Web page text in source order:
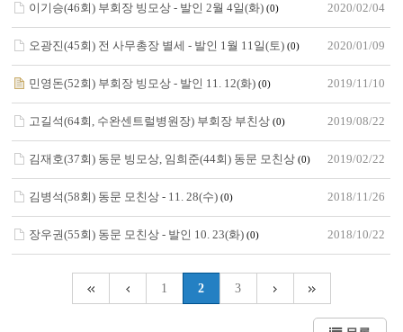
이기승(46회) 부회장 빙모상 - 발인 2월 4일(화)(0) 2020/02/04
오광진(45회) 전 사무총장 별세 - 발인 1월 11일(토)(0) 2020/01/09
민영돈(52회) 부회장 빙모상 - 발인 11. 12(화)(0) 2019/11/10
고길석(64회, 수완센트럴병원장) 부회장 부친상(0) 2019/08/22
김재호(37회) 동문 빙모상, 임희준(44회) 동문 모친상(0) 2019/02/22
김병석(58회) 동문 모친상 - 11. 28(수)(0) 2018/11/26
장우권(55회) 동문 모친상 - 발인 10. 23(화)(0) 2018/10/22
1 2 3